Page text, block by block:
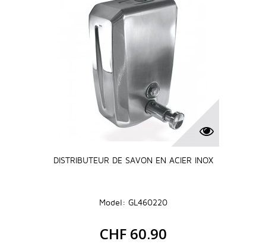
DISTRIBUTEUR DE SAVON EN ACIER INOX
Model: GL460220
CHF 60.90